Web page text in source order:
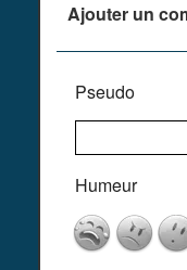
Ajouter un
Pseudo
Humeur